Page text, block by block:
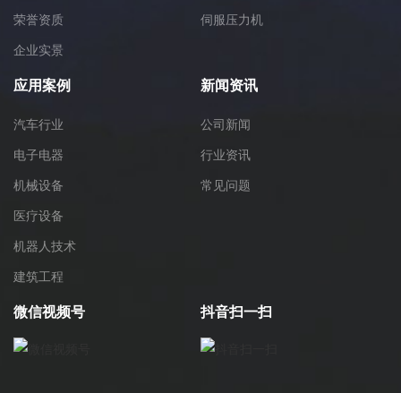
荣誉资质
企业实景
伺服压力机
应用案例
汽车行业
电子电器
机械设备
医疗设备
机器人技术
建筑工程
新闻资讯
公司新闻
行业资讯
常见问题
微信视频号 抖音扫一扫